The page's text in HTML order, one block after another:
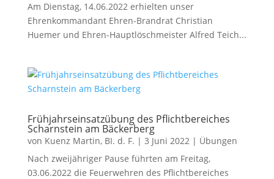
Am Dienstag, 14.06.2022 erhielten unser
Ehrenkommandant Ehren-Brandrat Christian
Huemer und Ehren-Hauptlöschmeister Alfred Teich...
Frühjahrseinsatzübung des Pflichtbereiches
Scharnstein am Bäckerberg
von Kuenz Martin, BI. d. F. | 3 Juni 2022| Übungen
Nach zweijähriger Pause führten am Freitag,
03.06.2022 die Feuerwehren des Pflichtbereiches